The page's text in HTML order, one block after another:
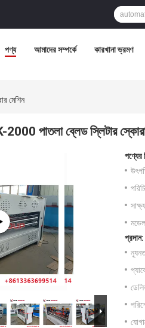
পণ্য আমাদের সম্পর্কে কারখানা ভ্রমণ
মেশিন
2000 পাতলা ব্লেড স্লিটার
পণ্যের
প্রদান: